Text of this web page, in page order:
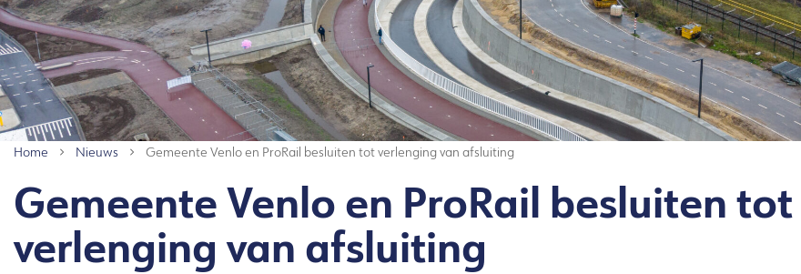
Home Nieuws Gemeente Venlo en ProRail besluiten tot verlenging van afsluiting
Gemeente Venlo en ProRail besluiten tot
verlenging van afsluiting